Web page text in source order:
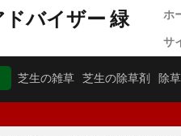
バイザー 緑
ホ
サ
芝生の雑草 芝生の除草剤 除